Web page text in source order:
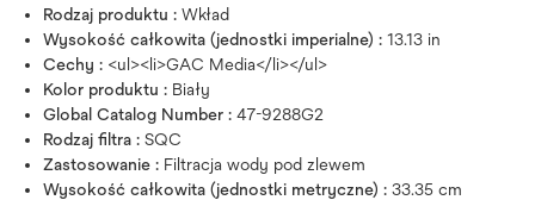
Rodzaj produktu : Wkład
Wysokość całkowita (jednostki imperialne) : 13.13 in
Cechy : <ul><li>GAC Media</li></ul>
Kolor produktu : Biały
Global Catalog Number : 47-9288G2
Rodzaj filtra : SQC
Zastosowanie : Filtracja wody pod zlewem
Wysokość całkowita (jednostki metryczne) : 33.35 cm